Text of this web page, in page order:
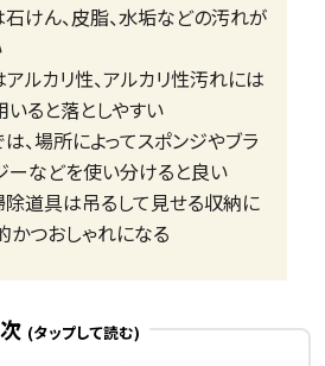
けん、皮脂、水垢などの汚れが
ルカリ性、アルカリ性汚れには
ると落としやすい
、場所によってスポンジやブラ
ーなどを使い分けると良い
道具は吊るして見せる収納に
かつおしゃれになる